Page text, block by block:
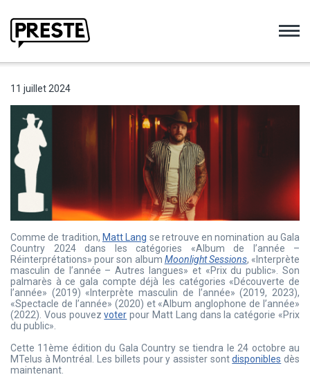
11 juillet 2024
Comme de tradition, Matt Lang se retrouve en nomination au Gala
Country 2024 dans les catégories «Album de l’année –
Réinterprétations» pour son album Moonlight Sessions, «Interprète
masculin de l’année – Autres langues» et «Prix du public». Son
palmarès à ce gala compte déjà les catégories «Découverte de
l’année» (2019) «Interprète masculin de l’année» (2019, 2023),
«Spectacle de l’année» (2020) et «Album anglophone de l’année»
(2022). Vous pouvezvoter pour Matt Lang dans la catégorie «Prix
du public».
Cette 11ème édition du Gala Country se tiendra le 24 octobre au
MTelus à Montréal. Les billets pour y assister sontdisponibles dès
maintenant.